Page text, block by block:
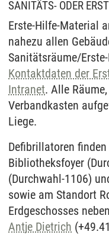
SANITÄTS- ODER
Erste-Hilfe-Material
nahezu allen
Sanitätsräume/
Kontaktdaten der
Intranet. Alle
Verbandkasten
Liege.
Defibrillatoren
Bibliotheksfoyer
(Durchwahl-1106)
sowie am Standort
Erdgeschosses
Antje Dietrich